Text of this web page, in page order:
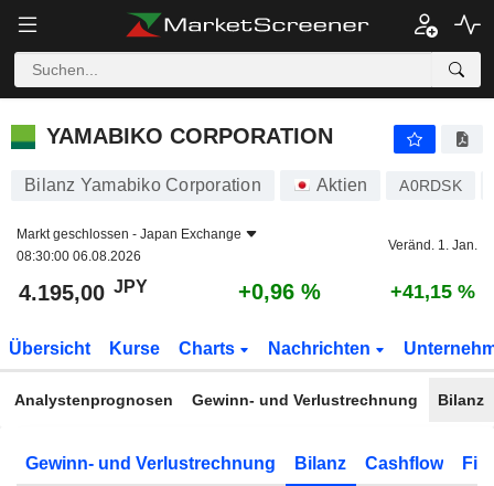
YAMABIKO CORPORATION
YAMABIKO CORPORATION
Bilanz Yamabiko Corporation Aktien A0RDSK
Markt geschlossen - Japan Exchange
08:30:00 06.08.2026
Veränd. 1. Jan.
4.195,00 JPY +0,96 % +41,15 %
Übersicht Kurse Charts Nachrichten
Analystenprognosen Gewinn- und Verlustrechnung Bilanz
Gewinn- und Verlustrechnung Bilanz Cashflow